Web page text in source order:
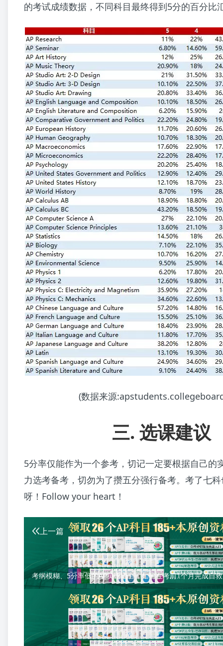
的考试成绩数据，不同科目最终得到5分的百分比
(数据来源
三. 选课建议
5分率仅能作为一个参考，切记一定要根据自己的
力选考备考，切勿为了攒五分强行备考。考了七
呀！Follow your heart！
上一篇
考纲模糊、5分率低的AP英语语言，如何在考前1个月完成自